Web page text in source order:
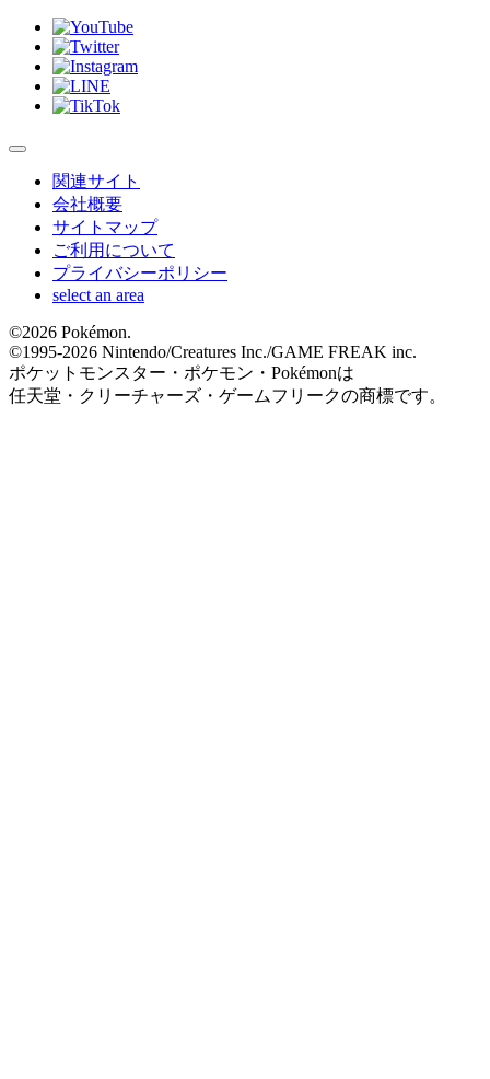
関連サイト
会社概要
サイトマップ
ご利用について
プライバシーポリシー
select an area
©2026 Pokémon.
©1995-2026 Nintendo/Creatures Inc./GAME FREAK inc.
ポケットモンスター・ポケモン・Pokémonは
任天堂・クリーチャーズ・ゲームフリークの商標です。